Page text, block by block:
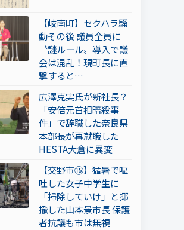
【岐南町】セクハラ騒
動その後 議員全員に
〝謎ルール〟導入で議
会は混乱！現町長に直
撃すると…
広澤克実氏が新社長？
「安倍元首相暗殺事
件」で辞職した奈良県
本部長が再就職した
HESTA大倉に異変
【交野市⑮】猛暑で嘔
吐した女子中学生に
「掃除していけ」と揶
揄した山本景市長 保護
者抗議も市は無視